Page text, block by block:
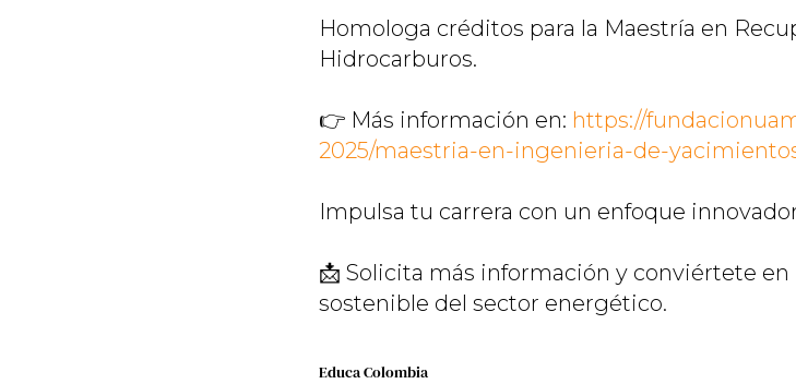
Homologa créditos para la Maestría en
Hidrocarburos.
👉 Más información en: https://
2025/maestria-en-ingenieria-de-
Impulsa tu carrera con un enfoque
📩 Solicita más información y conviértete
sostenible del sector energético.
Educa Colombia